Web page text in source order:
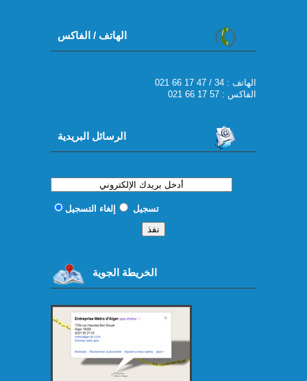
الهاتف / الفاكس
021 66 17 47 / 34 : الهاتف
الفاكس : 57 17 66 021
الرسائل البريدية
تسجيل إلغاء التسجيل
الخريطة الجوية